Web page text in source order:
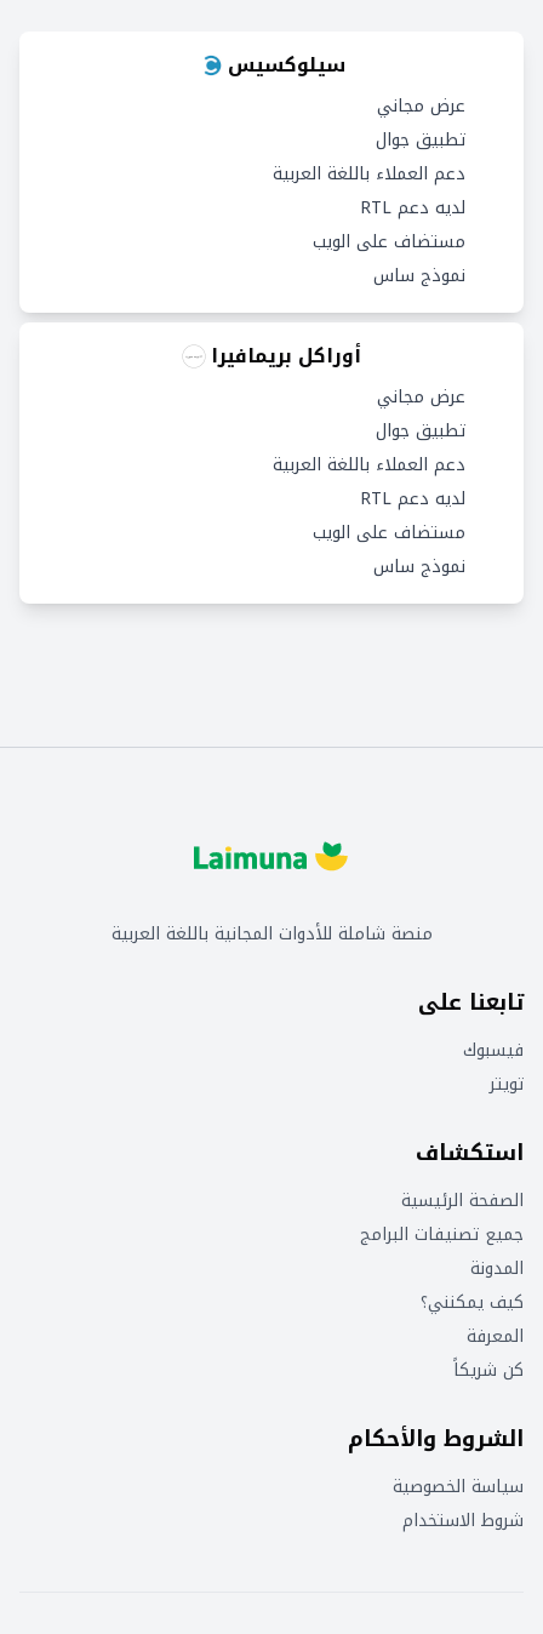
سيلوكسيس
عرض مجاني
تطبيق جوال
دعم العملاء باللغة العربية
لديه دعم RTL
مستضاف على الويب
نموذج ساس
أوراكل بريمافيرا
عرض مجاني
تطبيق جوال
دعم العملاء باللغة العربية
لديه دعم RTL
مستضاف على الويب
نموذج ساس
منصة شاملة للأدوات المجانية باللغة العربية
تابعنا على
فيسبوك
تويتر
استكشاف
الصفحة الرئيسية
جميع تصنيفات البرامج
المدونة
كيف يمكنني؟
المعرفة
كن شريكاً
الشروط والأحكام
سياسة الخصوصية
شروط الاستخدام